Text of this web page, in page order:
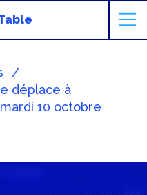
déplace à
10 octobre